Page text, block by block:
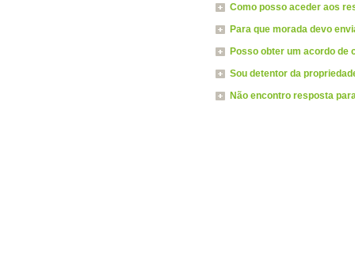
Como posso aceder aos
Para que morada devo
Posso obter um acordo de
Sou detentor da
Não encontro resposta